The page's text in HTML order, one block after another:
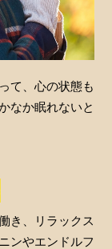
て、心の状態も
なか眠れないと
き、リラックス
ンやエンドルフ